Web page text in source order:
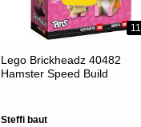
Lego Brickheadz 40482
Hamster Speed Build
Steffi baut